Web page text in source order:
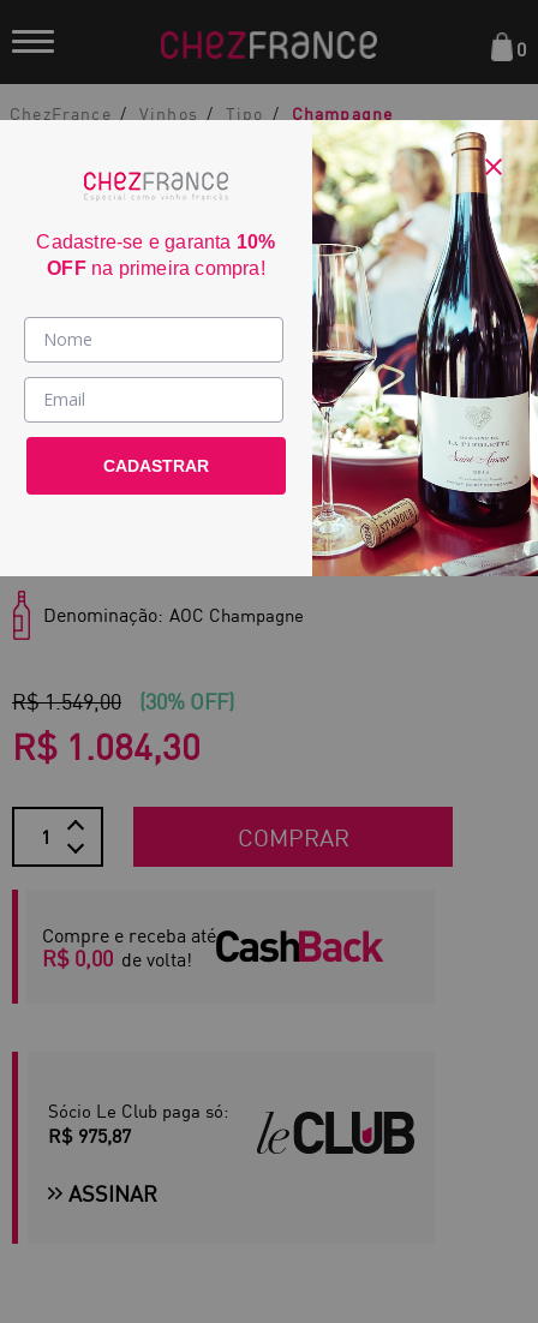
Vinhos >
País / Região >
Le Club >
0
ChezFrance Vinhos Tipo Champagne
Champagne Vollereaux Cuvée
Marguerite Brut 2015
2346
Denominação: AOC Champagne
R$ 1.549,00 (30% OFF)
R$ 1.084,30
COMPRAR
Compre e receba até
R$ 0,00 de volta!
Sócio Le Club paga só:
R$ 975,87
ASSINAR
Cadastre-se e garanta 10%
OFFna primeira compra!
CADASTRAR